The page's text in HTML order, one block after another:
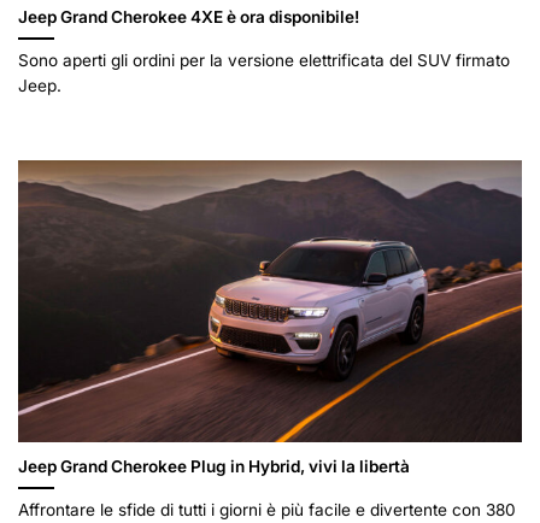
Jeep Grand Cherokee 4XE è ora disponibile!
Sono aperti gli ordini per la versione elettrificata del SUV firmato
Jeep.
Jeep Grand Cherokee Plug in Hybrid, vivi la libertà
Affrontare le sfide di tutti i giorni è più facile e divertente con 380